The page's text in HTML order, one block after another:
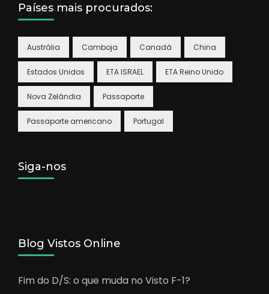
Países mais procurados:
Austrália Camboja Canadá China
Estados Unidos ETA ISRAEL ETA Reino Unido
Nova Zelândia Passaporte
Passaporte americano Portugal
Siga-nos
Blog Vistos Online
Fim do D/S: o que muda no Visto F-1?